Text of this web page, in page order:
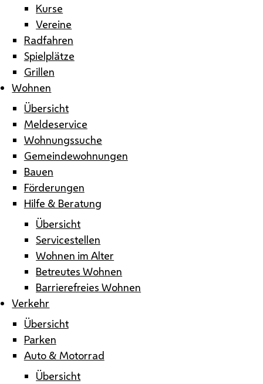
Kurse
Vereine
Radfahren
Spielplätze
Grillen
Wohnen
Übersicht
Meldeservice
Wohnungssuche
Gemeindewohnungen
Bauen
Förderungen
Hilfe & Beratung
Übersicht
Servicestellen
Wohnen im Alter
Betreutes Wohnen
Barrierefreies Wohnen
Verkehr
Übersicht
Parken
Auto & Motorrad
Übersicht